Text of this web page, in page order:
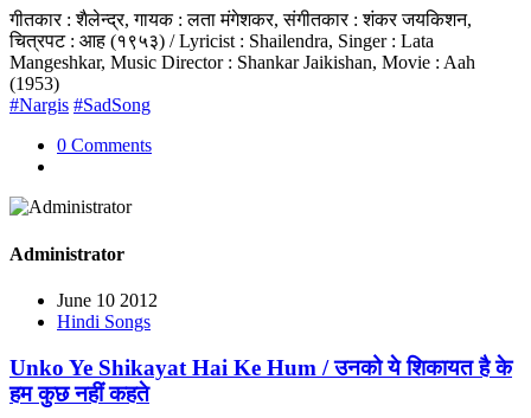
गीतकार : शैलेन्द्र, गायक : लता मंगेशकर, संगीतकार : शंकर जयकिशन,
चित्रपट : आह (१९५३) / Lyricist : Shailendra, Singer : Lata
Mangeshkar, Music Director : Shankar Jaikishan, Movie : Aah
(1953)
#Nargis #SadSong
0 Comments
Administrator
June 10 2012
Hindi Songs
Unko Ye Shikayat Hai Ke Hum / उनको ये शिकायत है के
हम कुछ नहीं कहते